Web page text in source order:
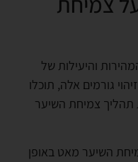
והיעילות של
גורמים אלה, תוכלו
תהליך צמיחת השיער
השיער מאט באופן